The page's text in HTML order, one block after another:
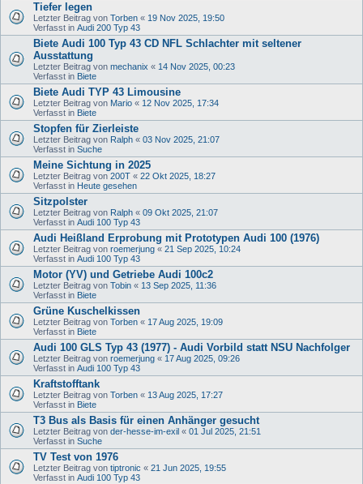
Tiefer legen
Letzter Beitrag von Torben « 19 Nov 2025, 19:50
Verfasst in Audi 200 Typ 43
Biete Audi 100 Typ 43 CD NFL Schlachter mit seltener
Ausstattung
Letzter Beitrag von mechanix « 14 Nov 2025, 00:23
Verfasst in Biete
Biete Audi TYP 43 Limousine
Letzter Beitrag von Mario « 12 Nov 2025, 17:34
Verfasst in Biete
Stopfen für Zierleiste
Letzter Beitrag von Ralph « 03 Nov 2025, 21:07
Verfasst in Suche
Meine Sichtung in 2025
Letzter Beitrag von 200T « 22 Okt 2025, 18:27
Verfasst in Heute gesehen
Sitzpolster
Letzter Beitrag von Ralph « 09 Okt 2025, 21:07
Verfasst in Audi 100 Typ 43
Audi Heißland Erprobung mit Prototypen Audi 100 (1976)
Letzter Beitrag von roemerjung « 21 Sep 2025, 10:24
Verfasst in Audi 100 Typ 43
Motor (YV) und Getriebe Audi 100c2
Letzter Beitrag von Tobin « 13 Sep 2025, 11:36
Verfasst in Biete
Grüne Kuschelkissen
Letzter Beitrag von Torben « 17 Aug 2025, 19:09
Verfasst in Biete
Audi 100 GLS Typ 43 (1977) - Audi Vorbild statt NSU Nachfolger
Letzter Beitrag von roemerjung « 17 Aug 2025, 09:26
Verfasst in Audi 100 Typ 43
Kraftstofftank
Letzter Beitrag von Torben « 13 Aug 2025, 17:27
Verfasst in Biete
T3 Bus als Basis für einen Anhänger gesucht
Letzter Beitrag von der-hesse-im-exil « 01 Jul 2025, 21:51
Verfasst in Suche
TV Test von 1976
Letzter Beitrag von tiptronic « 21 Jun 2025, 19:55
Verfasst in Audi 100 Typ 43